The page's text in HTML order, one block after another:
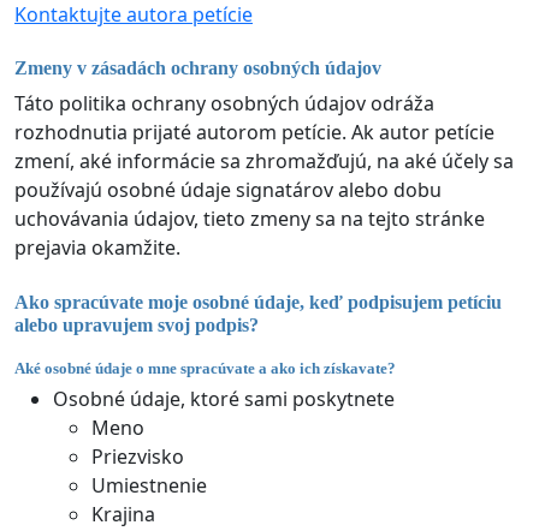
Kontaktujte autora petície
Zmeny v zásadách ochrany osobných údajov
Táto politika ochrany osobných údajov odráža
rozhodnutia prijaté autorom petície. Ak autor petície
zmení, aké informácie sa zhromažďujú, na aké účely sa
používajú osobné údaje signatárov alebo dobu
uchovávania údajov, tieto zmeny sa na tejto stránke
prejavia okamžite.
Ako spracúvate moje osobné údaje, keď podpisujem petíciu
alebo upravujem svoj podpis?
Aké osobné údaje o mne spracúvate a ako ich získavate?
Osobné údaje, ktoré sami poskytnete
Meno
Priezvisko
Umiestnenie
Krajina